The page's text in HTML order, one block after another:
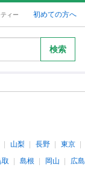
ィー 初めての方へ
検索
山梨 長野 東京
取 島根 岡山 広島